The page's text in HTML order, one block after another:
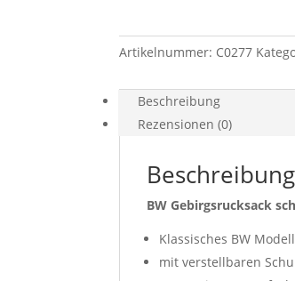
Artikelnummer: C0277
Beschreibung
Rezensionen (0)
Beschreibung
BW Gebirgsrucksack
Klassisches BW Modell
mit verstellbaren